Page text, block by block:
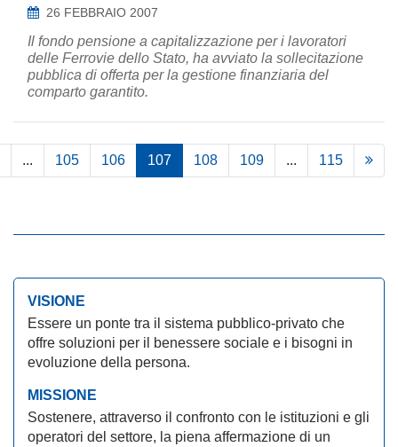
26 FEBBRAIO 2007
Il fondo pensione a capitalizzazione per i lavoratori
delle Ferrovie dello Stato, ha avviato la sollecitazione
pubblica di offerta per la gestione finanziaria del
comparto garantito.
... 105 106 107 108 109 ... 115
VISIONE
Essere un ponte tra il sistema pubblico-privato che
offre soluzioni per il benessere sociale e i bisogni in
evoluzione della persona.
MISSIONE
Sostenere, attraverso il confronto con le istituzioni e gli
operatori del settore, la piena affermazione di un